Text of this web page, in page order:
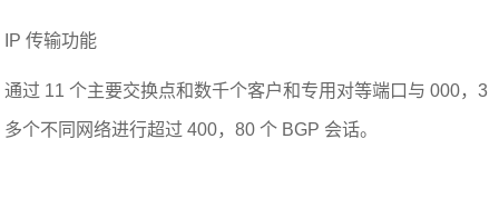
IP 传输功能
通过 11 个主要交换点和数千个客户和专用对等端口与 000，3
多个不同网络进行超过 400，80 个 BGP 会话。